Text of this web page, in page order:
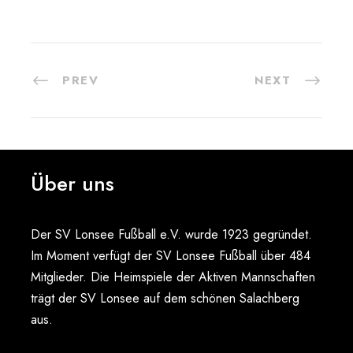
PREV NEXT
Über uns
Der SV Lonsee Fußball e.V. wurde 1923 gegründet.
Im Moment verfügt der SV Lonsee Fußball über 484
Mitglieder. Die Heimspiele der Aktiven Mannschaften
trägt der SV Lonsee auf dem schönen Salachberg
aus.